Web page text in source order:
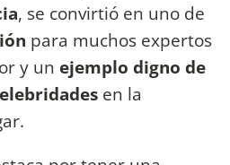
, se convirtió en uno de
para muchos expertos
y un ejemplo digno de
en la